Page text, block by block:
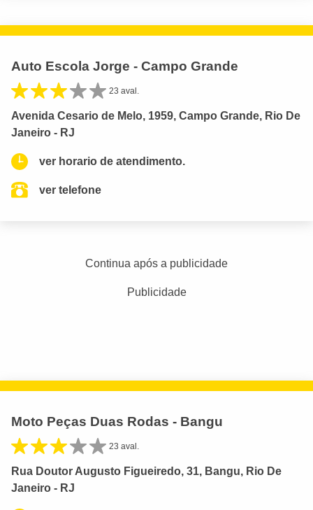
Auto Escola Jorge - Campo Grande
23 aval.
Avenida Cesario de Melo, 1959, Campo Grande, Rio De
Janeiro - RJ
ver horario de atendimento.
ver telefone
Continua após a publicidade
Publicidade
Moto Peças Duas Rodas - Bangu
23 aval.
Rua Doutor Augusto Figueiredo, 31, Bangu, Rio De
Janeiro - RJ